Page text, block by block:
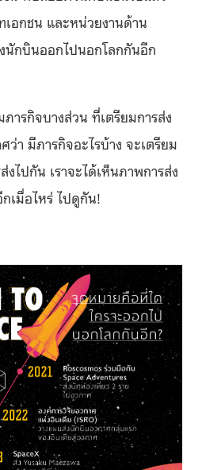
เอกชน และหน่วยงานด้าน
นักบินออกไปนอกโลกกันอีก
ารกิจบางส่วน ที่เตรียมการส่ง
า มีภารกิจอะไรบ้าง จะเตรียม
ไปกัน เราจะได้เห็นภาพการส่ง
เมื่อไหร่ ไปดูกัน!